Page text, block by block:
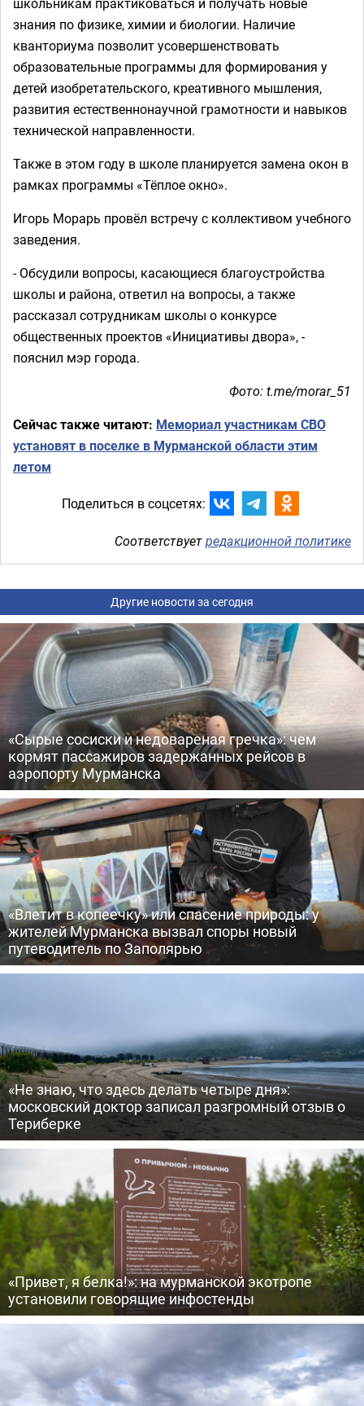
знания по физике, химии и биологии. Наличие
кванториума позволит усовершенствовать
образовательные программы для формирования у
детей изобретательского, креативного мышления,
развития естественнонаучной грамотности и навыков
технической направленности.
Также в этом году в школе планируется замена окон в
рамках программы «Тёплое окно».
Игорь Морарь провёл встречу с коллективом учебного
заведения.
- Обсудили вопросы, касающиеся благоустройства
школы и района, ответил на вопросы, а также
рассказал сотрудникам школы о конкурсе
общественных проектов «Инициативы двора», -
пояснил мэр города.
Фото: t.me/morar_51
Сейчас также читают: Мемориал участникам СВО
установят в поселке в Мурманской области этим
летом
Поделиться в соцсетях:
Соответствуетредакционной политике
Другие новости за сегодня
«Сырые сосиски и недовареная гречка»: чем
кормят пассажиров задержанных рейсов в
аэропорту Мурманска
«Влетит в копеечку» или спасение природы: у
жителей Мурманска вызвал споры новый
путеводитель по Заполярью
«Не знаю, что здесь делать четыре дня»:
московский доктор записал разгромный отзыв о
Териберке
«Привет, я белка!»: на мурманской экотропе
установили говорящие инфостенды